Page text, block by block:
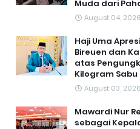
Muda dari
August 04, 2026
Haji Uma
Bireuen dan
atas
Kilogram Sabu
August 03, 2026
Mawardi Nur
sebagai